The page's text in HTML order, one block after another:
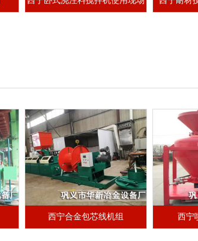
西宁合金包芯线机组 西宁